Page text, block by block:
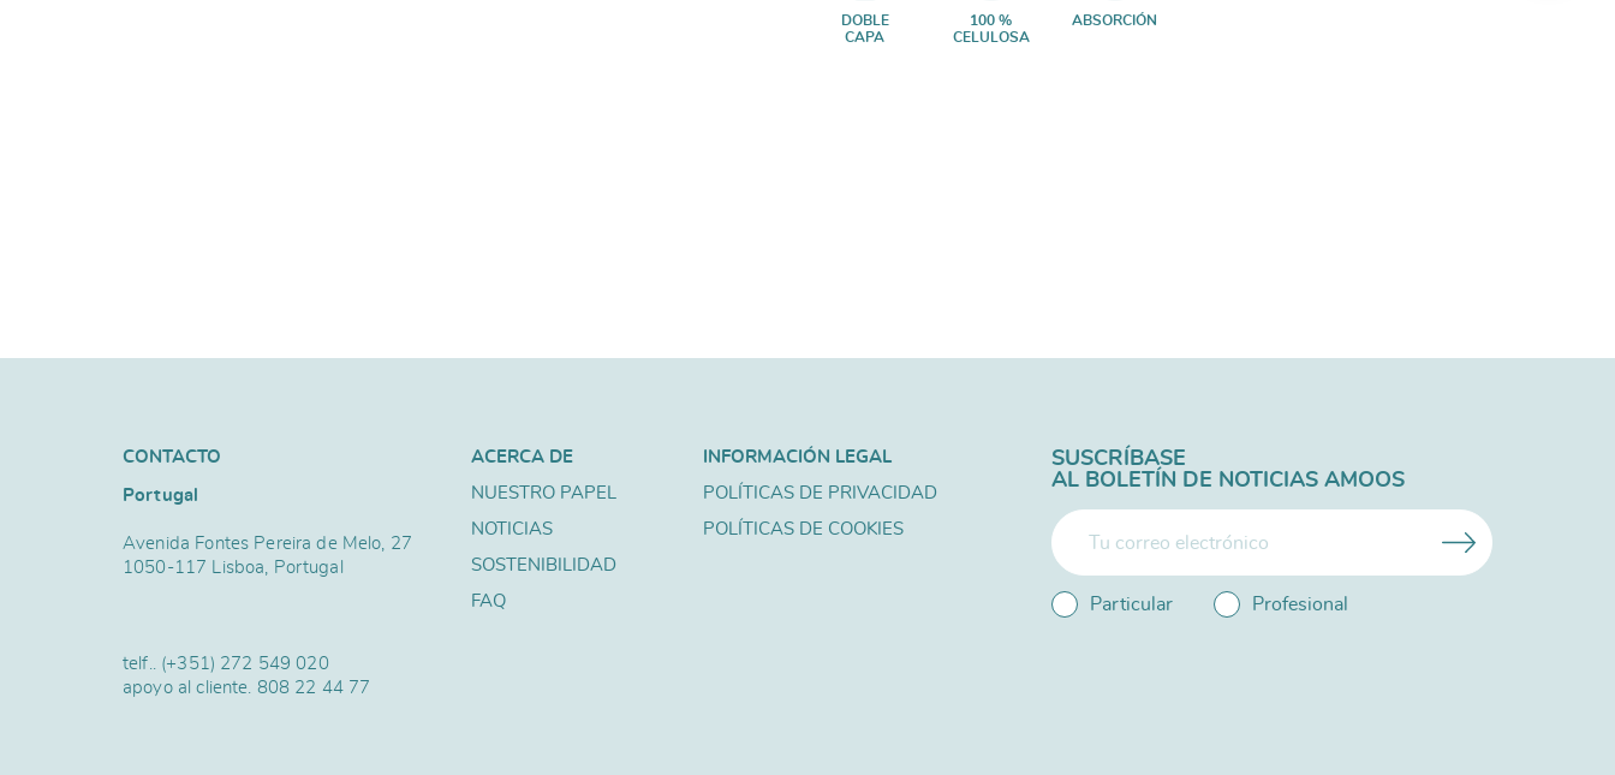
DOBLE
CAPA
100 %
CELULOSA
ABSORCIÓN
CONTACTO
Portugal
Avenida Fontes Pereira de Melo, 27
1050-117 Lisboa, Portugal
telf.. (+351) 272 549 020
apoyo al cliente. 808 22 44 77
ACERCA DE
NUESTRO PAPEL
NOTICIAS
SOSTENIBILIDAD
FAQ
INFORMACIÓN LEGAL
POLÍTICAS DE PRIVACIDAD
POLÍTICAS DE COOKIES
SUSCRÍBASE
AL BOLETÍN DE NOTICIAS AMOOS
Particular Profesional